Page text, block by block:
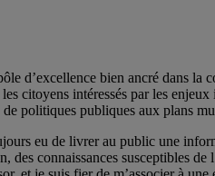
d’excellence bien ancré dans
citoyens intéressés par les
politiques publiques aux plans
eu de livrer au public une
des connaissances susceptibles